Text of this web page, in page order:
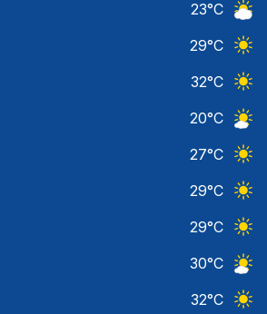
23°C
29°C
32°C
20°C
27°C
29°C
29°C
30°C
32°C